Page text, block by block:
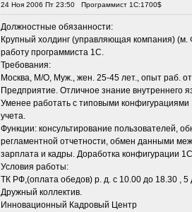
24 Ноя 2006 Пт 23:50 Программист 1С:1700$
Должностные обязанности:
Крупный холдинг (управляющая компания)
работу программиста 1С.
Требования:
Москва, М/О, Муж., жен. 25-45 лет., опыт раб.
Предприятие. Отличное знание внутреннего
Уменее работать с типовыми конфигурациями
учета.
Функции: консультирование пользователей,
регламентной отчетности, обмен данными
зарплата и кадры. Доработка конфигурации
Условия работы:
ТК РФ,(оплата обедов) р. д. с 10.00 до 18.30 ,
Дружный коллектив.
Инновационный Кадровый Центр